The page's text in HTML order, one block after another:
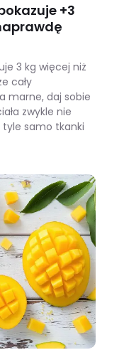
+3
3 kg więcej niż
cały
marne, daj sobie
zwykle nie
tyle samo tkanki